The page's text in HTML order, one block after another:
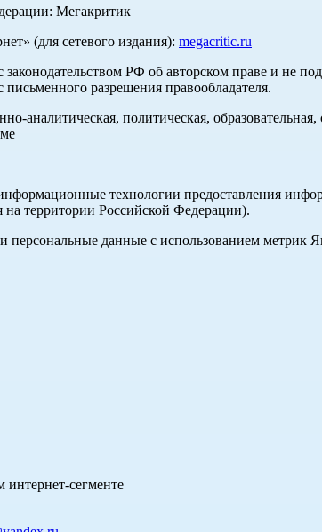
Мегакритик
(для сетевого издания): megacritic.ru
РФ об авторском праве и не
разрешения правообладателя.
политическая, образовательная,
технологии предоставления
территории Российской Федерации).
персональные данные с использованием метрик
сегменте